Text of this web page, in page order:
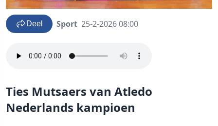
Deel Sport 25-2-2026 08:00
Ties Mutsaers van Atledo
Nederlands kampioen